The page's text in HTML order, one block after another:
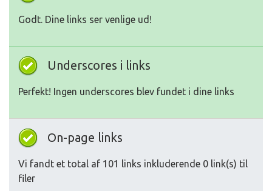
Godt. Dine links ser venlige ud!
Underscores i links
Perfekt! Ingen underscores blev fundet i dine links
On-page links
Vi fandt et total af 101 links inkluderende 0 link(s) til
filer